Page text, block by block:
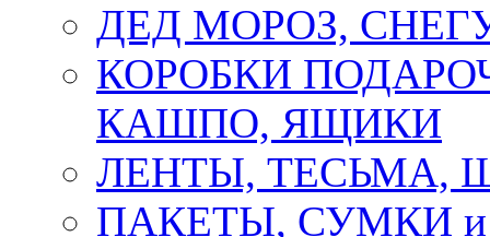
ДЕД МОРОЗ,
КОРОБКИ
КАШПО, ЯЩИКИ
ЛЕНТЫ, ТЕСЬМА,
ПАКЕТЫ, СУМКИ